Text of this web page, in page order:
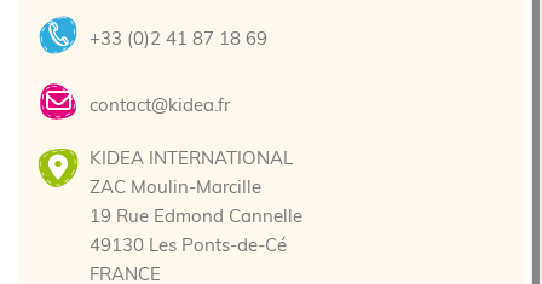
+33 (0)2 41 87 18 69
contact@kidea.fr
KIDEA INTERNATIONAL
ZAC Moulin-Marcille
19 Rue Edmond Cannelle
49130 Les Ponts-de-Cé
FRANCE